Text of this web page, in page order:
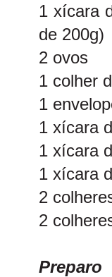
1 xícara
de 200g)
2 ovos
1 colher
1
1 xícara
1 xícara
1 xícara
2
2
Preparo